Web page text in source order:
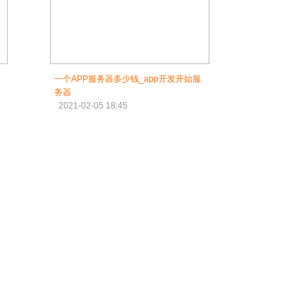
一个APP服务器多少钱_app开发开始服
务器
2021-02-05 18:45